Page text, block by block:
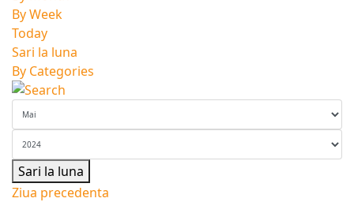
By Week
Today
Sari la luna
By Categories
Sari la luna
Ziua precedenta